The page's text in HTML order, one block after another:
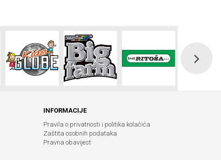
INFORMACIJE
Pravila o privatnosti i politika kolačića
Zaštita osobnih podataka
Pravna obavijest